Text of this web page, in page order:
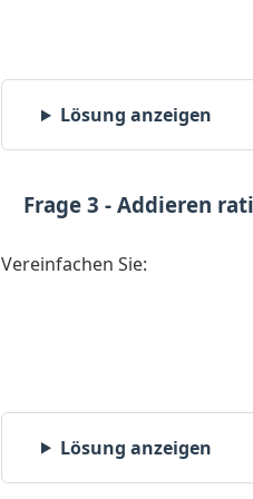
Lösung anzeigen
Frage 3 - Addieren
Vereinfachen Sie:
Lösung anzeigen